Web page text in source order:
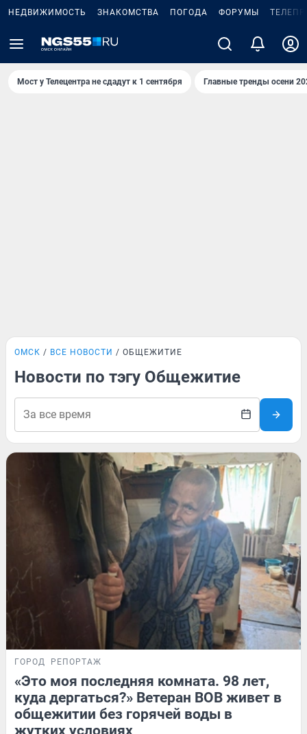
НЕДВИЖИМОСТЬ ЗНАКОМСТВА ПОГОДА ФОРУМЫ
Мост у Телецентра не сдадут к 1 сентября Главные тренды осени
ОМСК ВСЕ НОВОСТИ ОБЩЕЖИТИЕ
Новости по тэгу Общежитие
ГОРОД РЕПОРТАЖ
«Это моя последняя комната. 98 лет,
куда дергаться?» Ветеран ВОВ живет в
общежитии без горячей воды в
жутких условиях